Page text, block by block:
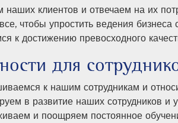
клиентов и отвечаем на их
чтобы упростить ведения бизнеса
к достижению превосходного
для
к нашим сотрудникам и
в развитие наших сотрудников и
и поощряем постоянное